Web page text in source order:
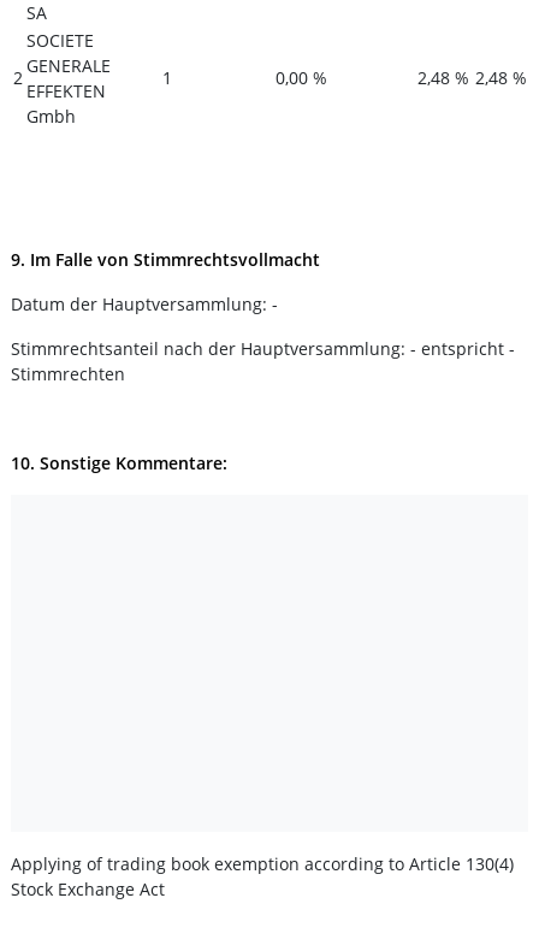
SA
2
SOCIETE
GENERALE
EFFEKTEN
Gmbh
1 0,00 % 2,48 % 2,48 %
9. Im Falle von Stimmrechtsvollmacht
Datum der Hauptversammlung: -
Stimmrechtsanteil nach der Hauptversammlung: - entspricht -
Stimmrechten
10. Sonstige Kommentare:
Applying of trading book exemption according to Article 130(4)
Stock Exchange Act